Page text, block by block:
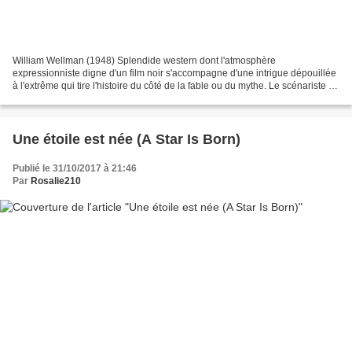
William Wellman (1948) Splendide western dont l'atmosphère
expressionniste digne d'un film noir s'accompagne d'une intrigue dépouillée
à l'extrême qui tire l'histoire du côté de la fable ou du mythe. Le scénariste a
Une étoile est née (A Star Is Born)
Publié le 31/10/2017 à 21:46
Par Rosalie210